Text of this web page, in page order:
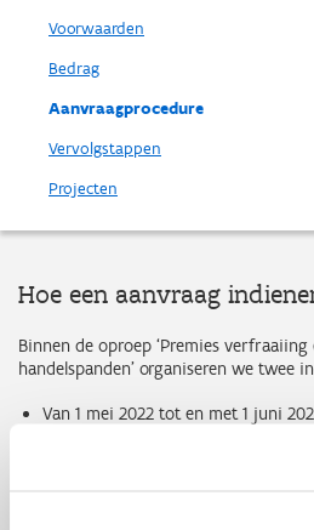
Voorwaarden
Bedrag
Aanvraagprocedure
Vervolgstappen
Projecten
Hoe een aanvraag
Binnen de oproep ‘Premies
handelspanden’ organiseren we twee
Van 1 mei 2022 tot en met 1 juni
Van 15 augustus 2022 tot en met 15